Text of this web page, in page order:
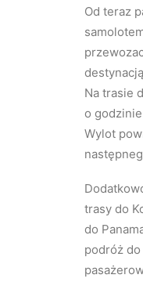
Od teraz
Na trasie
o
Wylot
trasy do
do
podróż